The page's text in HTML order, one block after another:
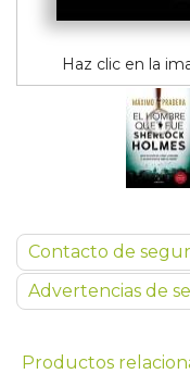
Haz clic en la
Contacto de
Advertencias de
Productos